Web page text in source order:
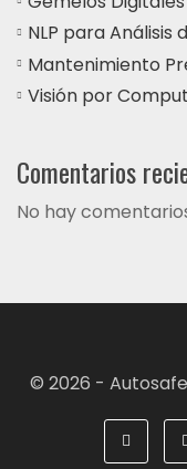
NLP para Análisis
Mantenimiento
Visión por
Comentarios
No hay
© 2026 -